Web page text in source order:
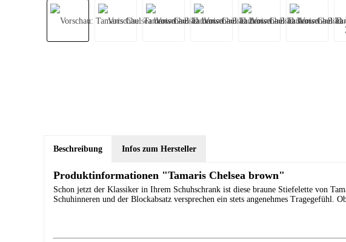
Beschreibung Infos zum Hersteller
Produktinformationen "Tamaris Chelsea brown"
Schon jetzt der Klassiker in Ihrem Schuhschrank ist diese braune Stiefelette von
Schuhinneren und der Blockabsatz versprechen ein stets angenehmes